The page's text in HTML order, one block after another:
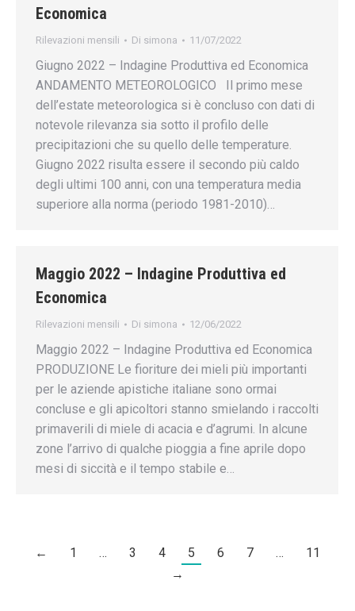
Economica
Rilevazioni mensili Di simona 11/07/2022
Giugno 2022 – Indagine Produttiva ed Economica
ANDAMENTO METEOROLOGICO Il primo mese
dell’estate meteorologica si è concluso con dati di
notevole rilevanza sia sotto il profilo delle
precipitazioni che su quello delle temperature.
Giugno 2022 risulta essere il secondo più caldo
degli ultimi 100 anni, con una temperatura media
superiore alla norma (periodo 1981-2010)…
Maggio 2022 – Indagine Produttiva ed
Economica
Rilevazioni mensili Di simona 12/06/2022
Maggio 2022 – Indagine Produttiva ed Economica
PRODUZIONE Le fioriture dei mieli più importanti
per le aziende apistiche italiane sono ormai
concluse e gli apicoltori stanno smielando i raccolti
primaverili di miele di acacia e d’agrumi. In alcune
zone l’arrivo di qualche pioggia a fine aprile dopo
mesi di siccità e il tempo stabile e…
← 1 … 3 4 5 6 7 …
11
→